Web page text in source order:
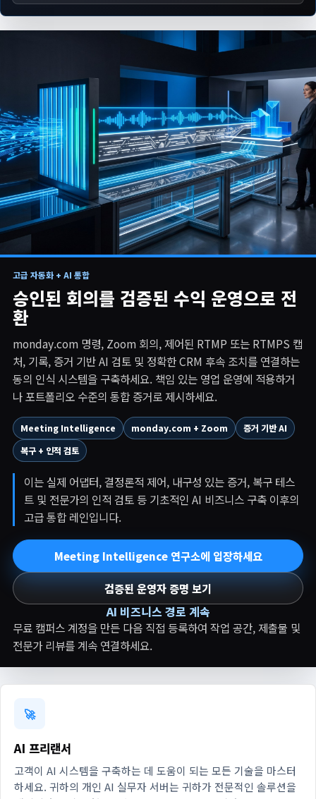
▶ 실제 운영자 실행
고급 자동화 + AI 통합
승인된 회의를 검증된 수익 운영으로 전
환
monday.com 명령, Zoom 회의, 제어된 RTMP 또는 RTMPS 캡
처, 기록, 증거 기반 AI 검토 및 정확한 CRM 후속 조치를 연결하는
동의 인식 시스템을 구축하세요. 책임 있는 영업 운영에 적용하거
나 포트폴리오 수준의 통합 증거로 제시하세요.
Meeting Intelligence monday.com + Zoom
증거 기반 AI
복구 + 인적 검토
이는 실제 어댑터, 결정론적 제어, 내구성 있는 증거, 복구 테스
트 및 전문가의 인적 검토 등 기초적인 AI 비즈니스 구축 이후의
고급 통합 레인입니다.
Meeting Intelligence 연구소에 입장하세요
검증된 운영자 증명 보기
AI 비즈니스 경로 계속
무료 캠퍼스 계정을 만든 다음 직접 등록하여 작업 공간, 제출물 및
전문가 리뷰를 계속 연결하세요.
🚀
AI 프리랜서
고객이 AI 시스템을 구축하는 데 도움이 되는 모든 기술을 마스터
하세요. 귀하의 개인 AI 실무자 서버는 귀하가 전문적인 솔루션을